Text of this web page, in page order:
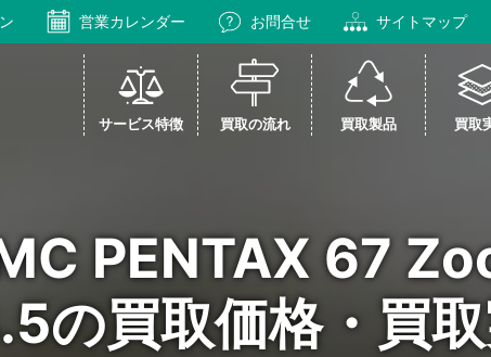
営業カレンダー お問合せ サイトマップ
サービス特徴 買取の流れ 買取製品 買取
PENTAX 67
の買取価格・買